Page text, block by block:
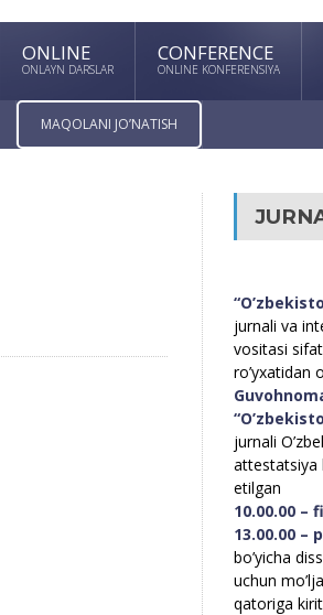
ONLINE
ONLAYN DARSLAR
CONFERENCE
ONLINE KONFERENSIYA
MAQOLANI JO’NATISH
jurnali va
vositasi
ro’yxatidan
jurnali
attestatsiya
etilgan
10.00.00 –
13.00.00 –
bo’yicha
uchun
qatoriga